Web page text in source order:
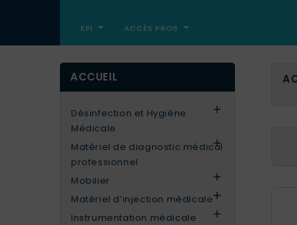
EPI ACCÈS PROS
ACCUEIL
Désinfection et Hygiène
Médicale

Matériel de diagnostic médical
professionnel

Mobilier 
Matériel d’injection médicale
Instrumentation médicale
